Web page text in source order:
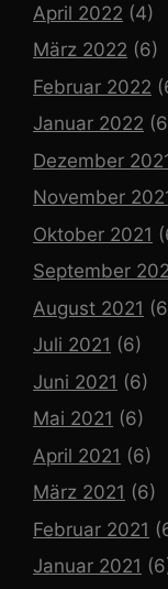
April 2022 (4)
März 2022 (6)
Februar 2022
Januar 2022
Dezember
November
Oktober 2021
September
August 2021
Juli 2021 (6)
Juni 2021 (6)
Mai 2021 (6)
April 2021 (6)
März 2021 (6)
Februar 2021
Januar 2021